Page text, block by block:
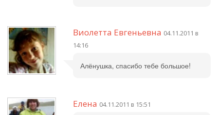
Виолетта Евгеньевна 04.11.2011 в
14:16
Алёнушка, спасибо тебе большое!
Елена 04.11.2011 в 15:51